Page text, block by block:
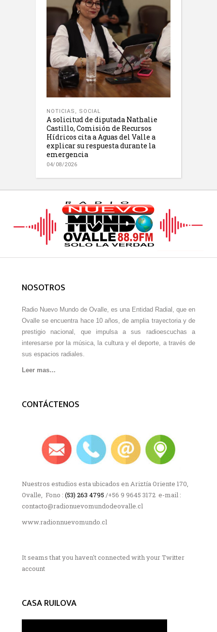
NOTICIAS , SOCIAL
A solicitud de diputada Nathalie
Castillo, Comisión de Recursos
Hídricos cita a Aguas del Valle a
explicar su respuesta durante la
emergencia
04/08/2026
NOSOTROS
Radio Nuevo Mundo de Ovalle, es una Entidad Radial, que en
Ovalle se encuentra hace 10 años, de amplia trayectoria y de
prestigio nacional, que impulsa a sus radioescuchas a
interesarse por la música, la cultura y el deporte, a través de
sus espacios radiales.
Leer mas…
CONTÁCTENOS
Nuestros estudios esta ubicados en Ariztía Oriente 170,
Ovalle, Fono : (53) 263 4795 /+56 9 9645 3172 e-mail :
contacto@radionuevomundodeovalle.cl
www.radionnuevomundo.cl
It seams that you haven't connected with your Twitter
account
CASA RUILOVA